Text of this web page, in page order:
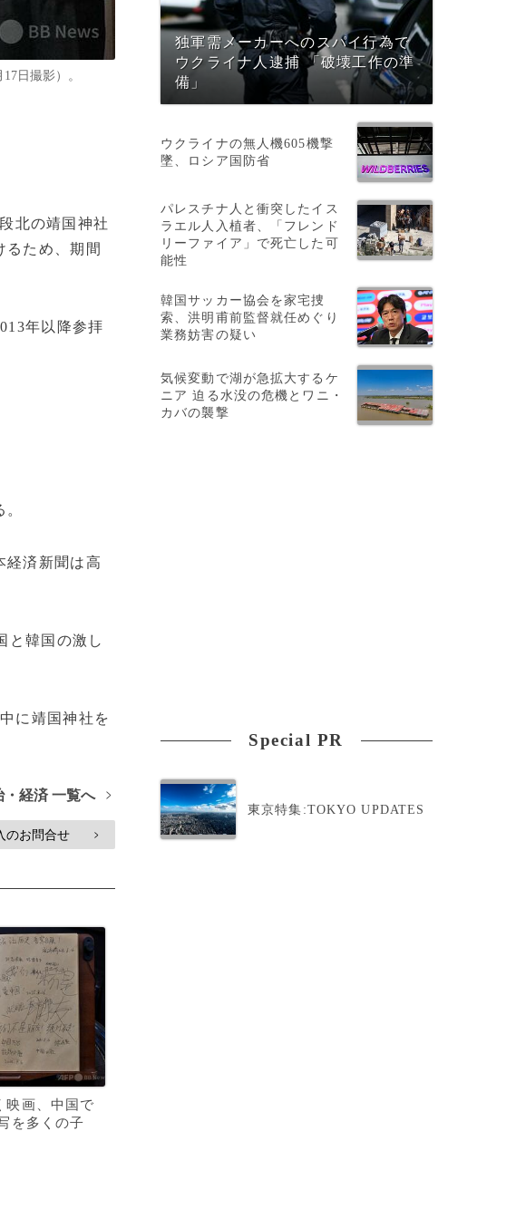
日撮影）。
北の靖国神社
るため、期間
年以降参拝
経済新聞は高
と韓国の激し
に靖国神社を
・経済 一覧へ >
のお問合せ >
映画、中国で
を多くの子
独軍需メーカーへのスパイ行為で
ウクライナ人逮捕 「破壊工作の準
備」
ウクライナの無人機605機撃
墜、ロシア国防省
パレスチナ人と衝突したイス
ラエル人入植者、「フレンド
リーファイア」で死亡した可
能性
韓国サッカー協会を家宅捜
索、洪明甫前監督就任めぐり
業務妨害の疑い
気候変動で湖が急拡大するケ
ニア 迫る水没の危機とワニ・
カバの襲撃
Special PR
東京特集:TOKYO UPDATES